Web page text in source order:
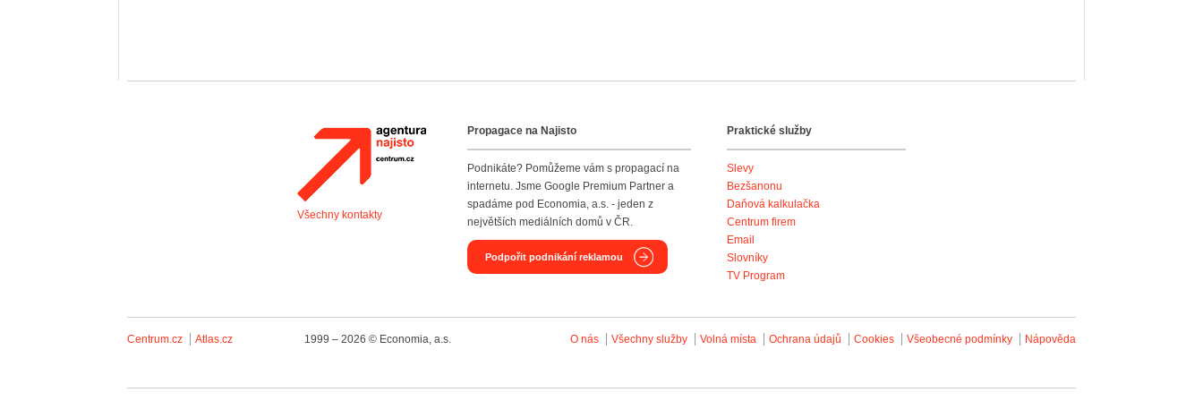
Agentura Najisto
Všechny kontakty
Propagace na Najisto
Podnikáte? Pomůžeme vám s propagací na
internetu. Jsme Google Premium Partner a
spadáme pod Economia, a.s. - jeden z
největších mediálních domů v ČR.
Podpořit podnikání reklamou
Praktické služby
Slevy
Bezšanonu
Daňová kalkulačka
Centrum firem
Email
Slovníky
TV Program
Centrum.cz Atlas.cz 1999 – 2026 © Economia, a.s. O nás Všechny služby Volná místa Ochrana údajů Cookies Všeobecné podmínky Nápověda